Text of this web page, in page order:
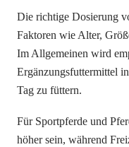
Die richtige Dosierung
Faktoren wie Alter,
Im Allgemeinen wird
Ergänzungsfuttermittel
Tag zu füttern.
Für Sportpferde und
höher sein, während